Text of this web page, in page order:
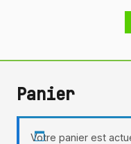
Panier
Votre panier est